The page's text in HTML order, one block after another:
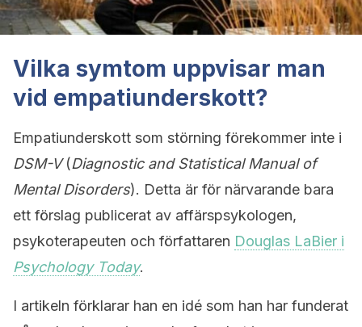
Vilka symtom uppvisar man
vid empatiunderskott?
Empatiunderskott som störning förekommer inte i
DSM-V(Diagnostic and Statistical Manual of
Mental Disorders). Detta är för närvarande bara
ett förslag publicerat av affärspsykologen,
psykoterapeuten och författaren Douglas LaBier i
Psychology Today.
I artikeln förklarar han en idé som han har funderat